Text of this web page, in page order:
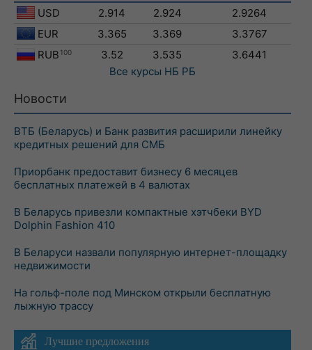
USD 2.914 2.924
2.9264
EUR
3.365 3.369
3.3767
RUB 100 3.52 3.535
3.6441
Все курсы НБ РБ
Новости
ВТБ (Беларусь) и Банк развития расширили линейку
кредитных решений для СМБ
Приорбанк предоставит бизнесу 6 месяцев
бесплатных платежей в 4 валютах
В Беларусь привезли компактные хэтчбеки BYD
Dolphin Fashion 410
В Беларуси назвали популярную интернет-площадку
недвижимости
На гольф-поле под Минском открыли бесплатную
лыжную трассу
Лучшие предложения